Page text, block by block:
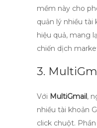
mềm này cho
quản lý nhiều tài
hiệu quả, mang
chiến dịch
3.
Với MultiGmail,
nhiều tài khoản
click chuột.